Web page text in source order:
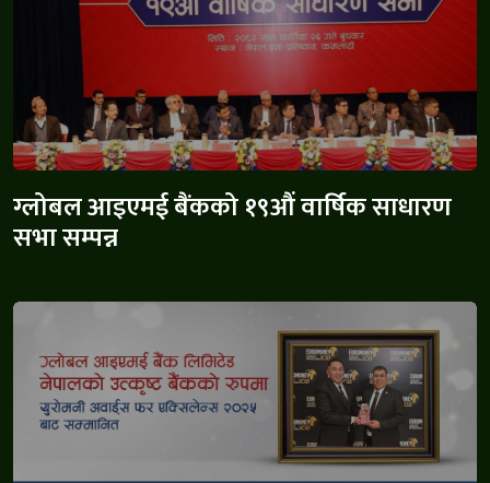
ग्लोबल आइएमई बैंकको १९औं वार्षिक साधारण
सभा सम्पन्न